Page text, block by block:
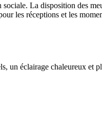
La disposition des
les réceptions et les
un éclairage chaleureux